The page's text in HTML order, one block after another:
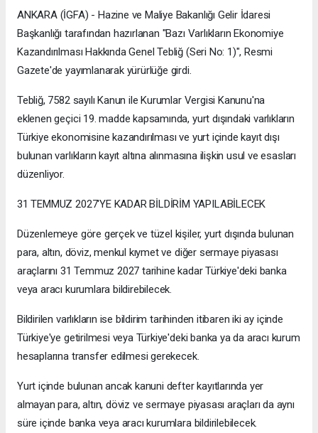
ANKARA (İGFA) - Hazine ve Maliye Bakanlığı Gelir İdaresi
Başkanlığı tarafından hazırlanan "Bazı Varlıkların Ekonomiye
Kazandırılması Hakkında Genel Tebliğ (Seri No: 1)", Resmi
Gazete'de yayımlanarak yürürlüğe girdi.
Tebliğ, 7582 sayılı Kanun ile Kurumlar Vergisi Kanunu'na
eklenen geçici 19. madde kapsamında, yurt dışındaki varlıkların
Türkiye ekonomisine kazandırılması ve yurt içinde kayıt dışı
bulunan varlıkların kayıt altına alınmasına ilişkin usul ve esasları
düzenliyor.
31 TEMMUZ 2027'YE KADAR BİLDİRİM YAPILABİLECEK
Düzenlemeye göre gerçek ve tüzel kişiler, yurt dışında bulunan
para, altın, döviz, menkul kıymet ve diğer sermaye piyasası
araçlarını 31 Temmuz 2027 tarihine kadar Türkiye'deki banka
veya aracı kurumlara bildirebilecek.
Bildirilen varlıkların ise bildirim tarihinden itibaren iki ay içinde
Türkiye'ye getirilmesi veya Türkiye'deki banka ya da aracı kurum
hesaplarına transfer edilmesi gerekecek.
Yurt içinde bulunan ancak kanuni defter kayıtlarında yer
almayan para, altın, döviz ve sermaye piyasası araçları da aynı
süre içinde banka veya aracı kurumlara bildirilebilecek.